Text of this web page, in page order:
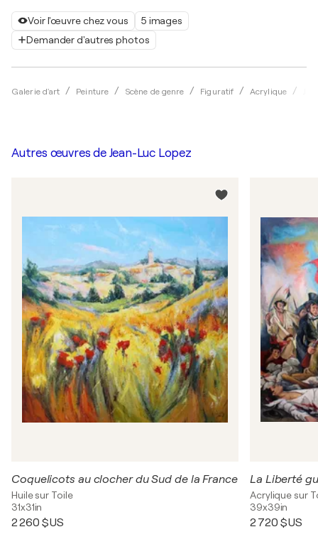
Voir l'œuvre chez vous
5 images
Demander d'autres photos
Galerie d'art Peinture Scène de genre Figuratif Acrylique
Autres œuvres de Jean-Luc Lopez
Coquelicots au clocher du Sud de la France
Huile sur Toile
31x31in
2 260 $US
Acrylique sur
39x39in
2 720 $US